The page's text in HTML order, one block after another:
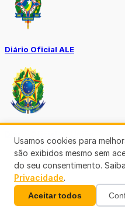
Diário Oficial ALE
Usamos cookies para
são exibidos mesmo sem
do seu consentimento.
Privacidade.
Aceitar todos